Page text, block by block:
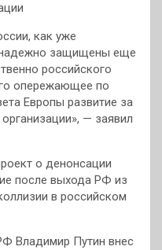
как уже
надежно защищены еще
российского
опережающее по
Европы развитие за
— заявил
о денонсации
после выхода РФ из
в российском
Владимир Путин внес